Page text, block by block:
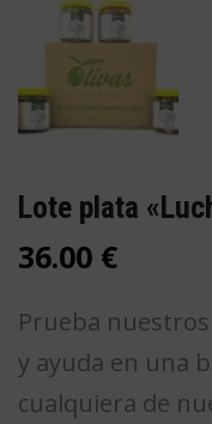
Lote plata
36.00 €
Prueba
y ayuda en una
cualquiera de